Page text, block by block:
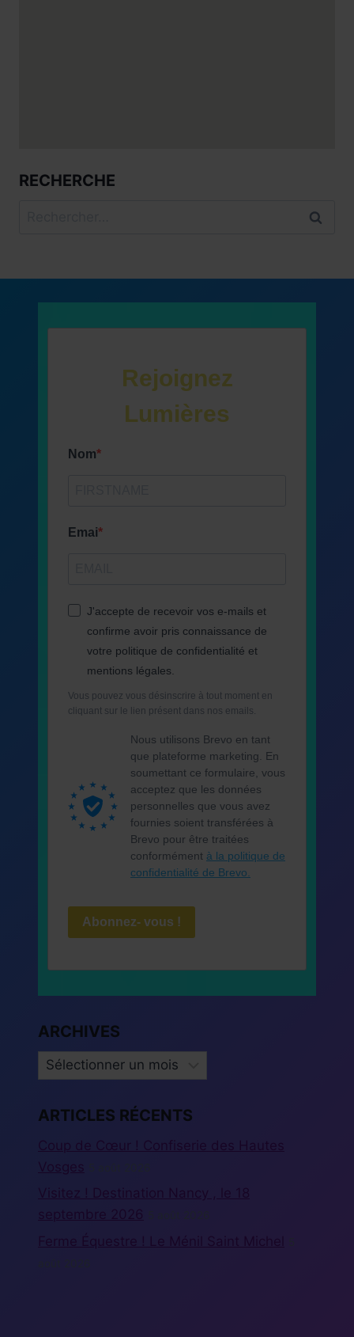
RECHERCHE
Rejoignez
Lumières
Nom
Emai
J'accepte de recevoir vos e-mails et
confirme avoir pris connaissance de
votre politique de confidentialité et
mentions légales.
Vous pouvez vous désinscrire à tout moment en
cliquant sur le lien présent dans nos emails.
Nous utilisons Brevo en tant
que plateforme marketing. En
soumettant ce formulaire, vous
acceptez que les données
personnelles que vous avez
fournies soient transférées à
Brevo pour être traitées
conformément à la politique de
confidentialité de Brevo.
Abonnez- vous !
ARCHIVES
ARCHIVES
ARTICLES RÉCENTS